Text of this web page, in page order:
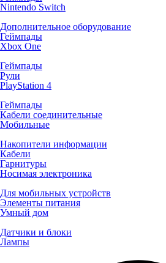
Nintendo Switch
Дополнительное оборудование
Геймпады
Xbox One
Геймпады
Рули
PlayStation 4
Геймпады
Кабели соединительные
Мобильные
Накопители информации
Кабели
Гарнитуры
Носимая электроника
Для мобильных устройств
Элементы питания
Умный дом
Датчики и блоки
Лампы